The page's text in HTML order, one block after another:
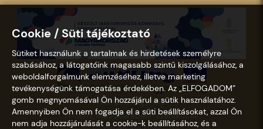
Nemzeti Kegyhely
H-3077, Mátraverebély-Szentkút 14.
Cookie / Süti tájékoztató
Sütiket használunk a tartalmak és hirdetések személyre
szabásához, a látogatóink magasabb szintű kiszolgálásához, a
weboldalforgalmunk elemzéséhez, illetve marketing
tevékenységünk támogatása érdekében. Az „ELFOGADOM”
gomb megnyomásával Ön hozzájárul a sütik használatához.
Amennyiben Ön nem fogadja el a süti beállításokat, azzal Ön
nem adja hozzájárulását a cookie-k beállításához, és a